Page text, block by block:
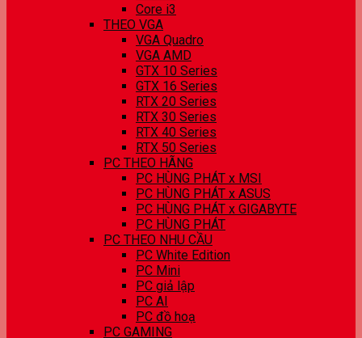
Core i3
THEO VGA
VGA Quadro
VGA AMD
GTX 10 Series
GTX 16 Series
RTX 20 Series
RTX 30 Series
RTX 40 Series
RTX 50 Series
PC THEO HÃNG
PC HÙNG PHÁT x MSI
PC HÙNG PHÁT x ASUS
PC HÙNG PHÁT x GIGABYTE
PC HÙNG PHÁT
PC THEO NHU CẦU
PC White Edition
PC Mini
PC giả lập
PC AI
PC đồ hoạ
PC GAMING